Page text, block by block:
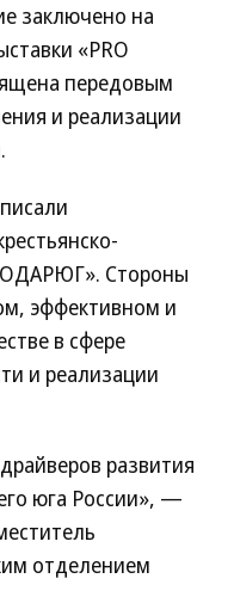
заключено на
«PRO
передовым
и реализации
Стороны
эффективном и
в сфере
и реализации
развития
юга России», —
отделением